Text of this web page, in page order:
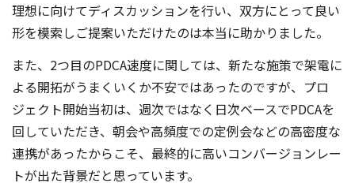
理想に向けてディスカッションを行い、双方にとって良い
形を模索しご提案いただけたのは本当に助かりました。
また、2つ目のPDCA速度に関しては、新たな施策で架電に
よる開拓がうまくいくか不安ではあったのですが、プロ
ジェクト開始当初は、週次ではなく日次ベースでPDCAを
回していただき、朝会や高頻度での定例会などの高密度な
連携があったからこそ、最終的に高いコンバージョンレー
トが出た背景だと思っています。